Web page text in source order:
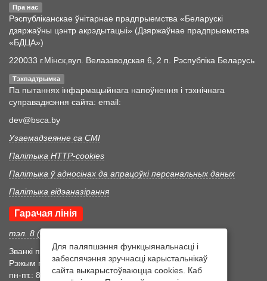
Пра нас
Рэспубліканскае ўнітарнае прадпрыемства «Беларускі
дзяржаўны цэнтр акрэдытацыі» (Дзяржаўнае прадпрыемства
«БДЦА»)
220033 г.Мінск,вул. Велазаводская 6, 2 п. Рэспубліка Беларусь
Тэхпадтрымка
Па пытаннях інфармацыйнага напоўнення і тэхнічнага
суправаджэння сайта: email:
dev@bsca.by
Узаемадзеянне са СМІ
Палітыка HTTP-cookies
Палітыка ў адносінах да апрацоўкі персанальных даных
Палітыка відэаназірання
Гарачая лінія
тэл. 8 (017) 352 46 05
Званкі прымаюцца ў працоўны час
Рэжым працоўнага часу
пн-пт.: 8:30-17:15
Для паляпшэння функцыянальнасці і
забеспячэння зручнасці карыстальнікаў
сайта выкарыстоўваюцца cookies. Каб